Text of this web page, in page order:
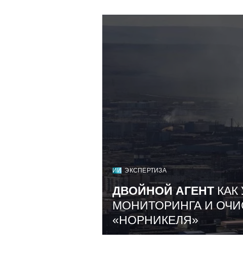
ИИ ЭКСПЕРТИЗА
ДВОЙНОЙ АГЕНТКАК
МОНИТОРИНГА И
«НОРНИКЕЛЯ»